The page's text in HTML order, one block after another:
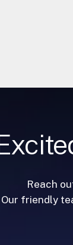
Reach
Our friendly